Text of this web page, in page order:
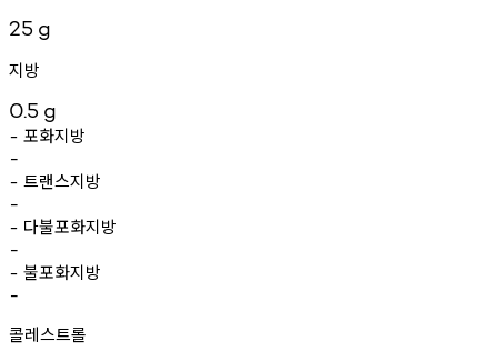
25 g
지방
0.5 g
- 포화지방
-
- 트랜스지방
-
- 다불포화지방
-
- 불포화지방
-
콜레스트롤